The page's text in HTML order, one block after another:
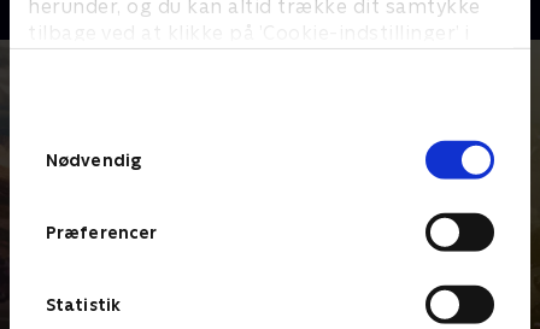
herunder, og du kan altid trække dit samtykke
tilbage ved at klikke på ’Cookie-indstillinger’ i
Nødvendig
Præferencer
Statistik